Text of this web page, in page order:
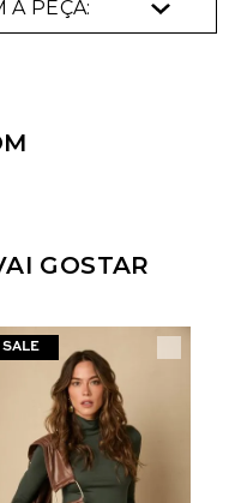
A PEÇA:
GOSTAR